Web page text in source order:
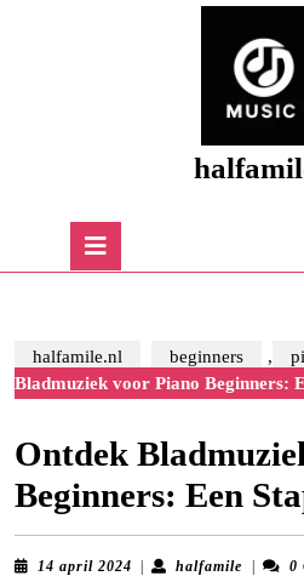
halfamile.nl beginners ,
Bladmuziek voor Piano Beginners:
Ontdek
Beginners: Een
14 april 2024 14
halfamile 0